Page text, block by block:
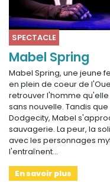
SPECTACLE
Mabel Spring
Mabel Spring, une jeune
en plein de coeur de
retrouver l'homme
sans nouvelle. Tandis
Dodgecity, Mabel
sauvagerie. La peur, la
avec les personnages
l'entraînent…
En savoir plus